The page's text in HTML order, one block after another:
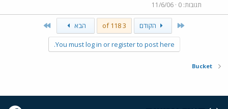
תגובות 0
11/6/06
First הקודם 3 of 118 הבא
You must log in or register to post here.
Bucket